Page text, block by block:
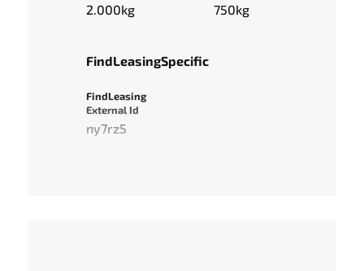
2.000kg 750kg
FindLeasingSpecific
FindLeasing
External Id
ny7rz5